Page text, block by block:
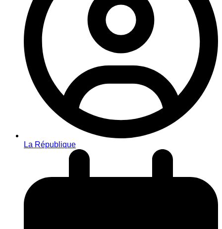
La République